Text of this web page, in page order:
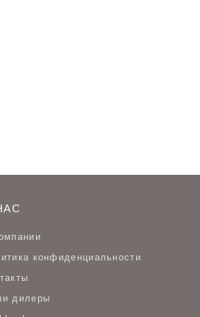
конфиденциальности
дилеры